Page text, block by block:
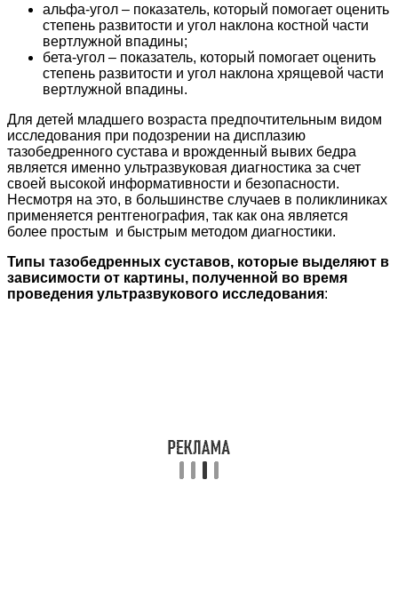
альфа-угол – показатель, который помогает оценить
степень развитости и угол наклона костной части
вертлужной впадины;
бета-угол – показатель, который помогает оценить
степень развитости и угол наклона хрящевой части
вертлужной впадины.
Для детей младшего возраста предпочтительным видом
исследования при подозрении на дисплазию
тазобедренного сустава и врожденный вывих бедра
является именно ультразвуковая диагностика за счет
своей высокой информативности и безопасности.
Несмотря на это, в большинстве случаев в поликлиниках
применяется рентгенография, так как она является
более простым и быстрым методом диагностики.
Типы тазобедренных суставов, которые выделяют в
зависимости от картины, полученной во время
проведения ультразвукового исследования: